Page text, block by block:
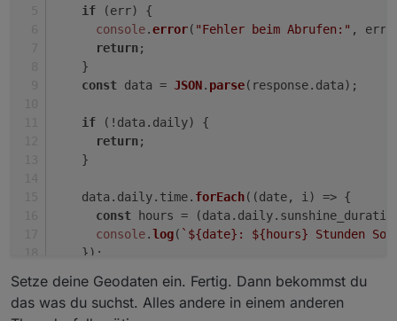
if (err) {
console.error( "Fehler beim Abrufen:" ,
return;
    }
const data = JSON. parse(response. data);
if (!data. daily) {
return;
    }
    data.
daily. time. forEach( (date, i ) => {
const hours = (data. daily.
console.log( ` ${date} : ${hours} Stunden
    });
}
Setze deine Geodaten ein. Fertig. Dann bekommst du
das was du suchst. Alles andere in einem anderen